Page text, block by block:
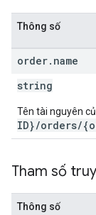
Thông số
order. name
string
Tên tài nguyên
ID}/orders/
Tham số
Thông số